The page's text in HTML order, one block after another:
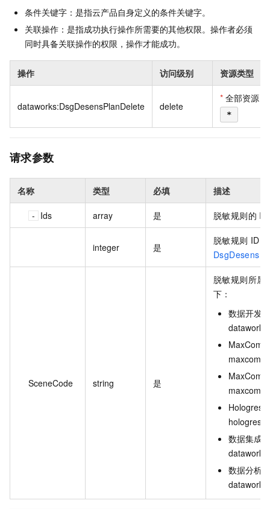
条件关键字：是指云产品自身定义的条件关键字。
关联操作：是指成功执行操作所需要的其他权限。操作者必须
同时具备关联操作的权限，操作才能成功。
操作 访问级别 资源类型
dataworks:DsgDesensPlanDelete delete
* 全部资源
*
请求参数
名称 类型 必填 描述
Ids array 是 脱敏规则的
integer 是
脱敏规则 ID
SceneCode string 是
脱敏规则所属
下：
数据开发/
Hologres
数据集成
数据分析